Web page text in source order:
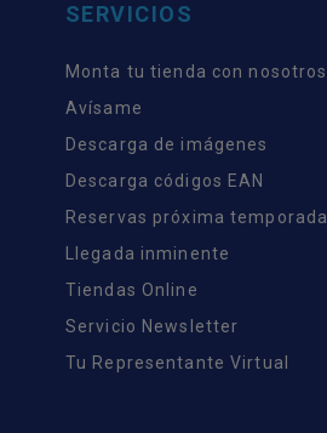
SERVICIOS
Monta tu tienda con nosotros
Avísame
Descarga de imágenes
Descarga códigos EAN
Reservas próxima temporada
Llegada inminente
Tiendas Online
Servicio Newsletter
Tu Representante Virtual